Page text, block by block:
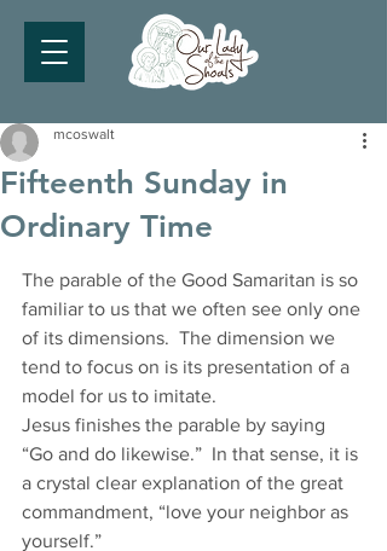
Fifteenth Sunday in
Ordinary Time
mcoswalt
The parable of the Good Samaritan is so
familiar to us that we often see only one
of its dimensions.  The dimension we
tend to focus on is its presentation of a
model for us to imitate.
Jesus finishes the parable by saying
“Go and do likewise.”  In that sense, it is
a crystal clear explanation of the great
commandment, “love your neighbor as
yourself.”